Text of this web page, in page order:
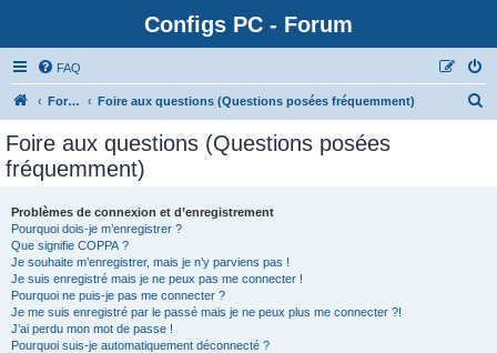
Configs PC - Forum
FAQ
Forum Foire aux questions (Questions posées fréquemment)
Foire aux questions (Questions posées
fréquemment)
Problèmes de connexion et d’enregistrement
Pourquoi dois-je m’enregistrer ?
Que signifie COPPA ?
Je souhaite m’enregistrer, mais je n’y parviens pas !
Je suis enregistré mais je ne peux pas me connecter !
Pourquoi ne puis-je pas me connecter ?
Je me suis enregistré par le passé mais je ne peux plus me connecter ?!
J’ai perdu mon mot de passe !
Pourquoi suis-je automatiquement déconnecté ?